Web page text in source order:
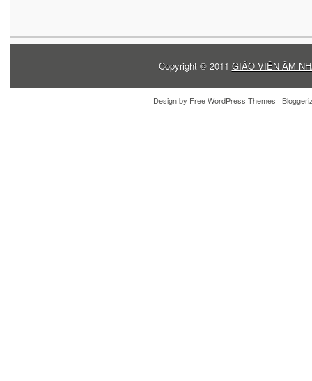
Copyright © 2011 GIÁO VIÊN ÂM
Design by Free WordPress Themes |